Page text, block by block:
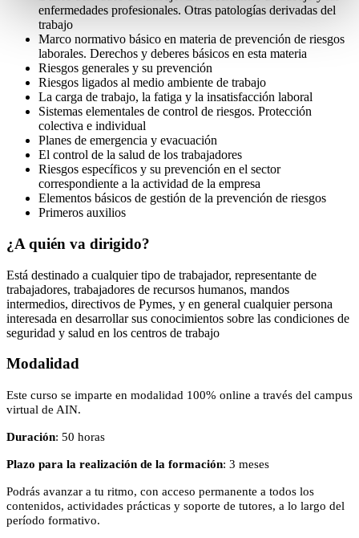
enfermedades profesionales. Otras patologías derivadas del
trabajo
Marco normativo básico en materia de prevención de riesgos
laborales. Derechos y deberes básicos en esta materia
Riesgos generales y su prevención
Riesgos ligados al medio ambiente de trabajo
La carga de trabajo, la fatiga y la insatisfacción laboral
Sistemas elementales de control de riesgos. Protección
colectiva e individual
Planes de emergencia y evacuación
El control de la salud de los trabajadores
Riesgos específicos y su prevención en el sector
correspondiente a la actividad de la empresa
Elementos básicos de gestión de la prevención de riesgos
Primeros auxilios
¿A quién va dirigido?
Está destinado a cualquier tipo de trabajador, representante de
trabajadores, trabajadores de recursos humanos, mandos
intermedios, directivos de Pymes, y en general cualquier persona
interesada en desarrollar sus conocimientos sobre las condiciones de
seguridad y salud en los centros de trabajo
Modalidad
Este curso se imparte en modalidad 100% online a través del campus
virtual de AIN.
Duración: 50 horas
Plazo para la realización de la formación: 3 meses
Podrás avanzar a tu ritmo, con acceso permanente a todos los
contenidos, actividades prácticas y soporte de tutores, a lo largo del
período formativo.